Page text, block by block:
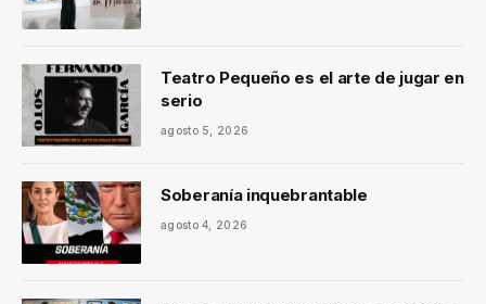
Teatro Pequeño es el arte de jugar en
serio
agosto 5, 2026
Soberanía inquebrantable
agosto 4, 2026